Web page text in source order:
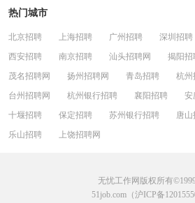
热门城市
北京招聘 上海招聘 广州招聘 深圳招聘
西安招聘
南京招聘 汕头招聘网 揭阳招
茂名招聘网
扬州招聘网 青岛招聘 杭州
台州招聘网
杭州银行招聘 襄阳招聘 安
十堰招聘
保定招聘 苏州银行招聘 唐山
乐山招聘
上饶招聘网
无忧工作网版权所有
51job.com（沪ICP备